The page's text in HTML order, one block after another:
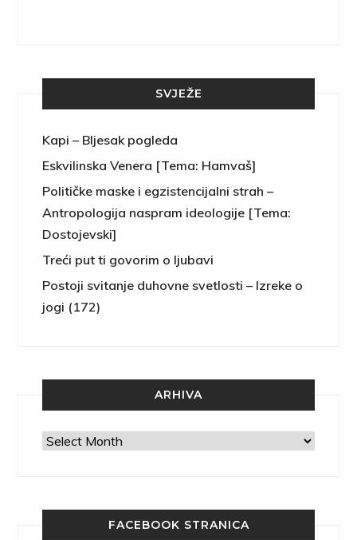
SVJEŽE
Kapi – Bljesak pogleda
Eskvilinska Venera [Tema: Hamvaš]
Političke maske i egzistencijalni strah –
Antropologija naspram ideologije [Tema:
Dostojevski]
Treći put ti govorim o ljubavi
Postoji svitanje duhovne svetlosti – Izreke o
jogi (172)
ARHIVA
Arhiva
FACEBOOK STRANICA